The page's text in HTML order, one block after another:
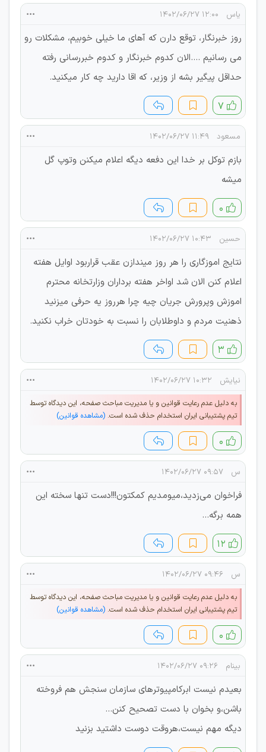
یاس ۱۲:۰۰ ۱۴۰۲/۰۶/۲۷
روز خبرنگار، توقع دارن که آهای ما خیلی خوبیم، مشکلات رو
می رسانیم ....الان کدوم خبرنگار و کدوم خبررسانی رفته
حداقل پیگیر بشه از وزیر، که اقا دارید چه کار میکنید.
۷
مسعود ۱۱:۴۹ ۱۴۰۲/۰۶/۲۷
بازم توکل بر خدا این دفعه دیگه اعلام میکنن وتوپ گل
میشه
۰
حسین ۱۰:۴۳ ۱۴۰۲/۰۶/۲۷
نتایج اموزگاری را هر روز میندازن عقب قراربود اوایل هفته
اعلام کنن الان شد اواخر هفته برداران وزارتخانه محترم
اموزش وپرورش جریان چیه چرا هرروز یه حرفی میزنید
ذهنیت مردم و داوطلابان را نسبت به خودتان خراب نکنید.
۳
نیایش ۱۰:۳۲ ۱۴۰۲/۰۶/۲۷
به دلیل عدم رعایت قوانین و یا مدیریت مباحث صفحه، این دیدگاه توسط
تیم پشتیبانی ایران استخدام حذف شده است. (مشاهده قوانین)
۰
س ۰۹:۵۷ ۱۴۰۲/۰۶/۲۷
فراخوان می‌زدید،میومدیم کمکتون!!!دست تنها سخته این
همه برگه...
۱۲
س ۰۹:۴۶ ۱۴۰۲/۰۶/۲۷
به دلیل عدم رعایت قوانین و یا مدیریت مباحث صفحه، این دیدگاه توسط
تیم پشتیبانی ایران استخدام حذف شده است. (مشاهده قوانین)
۰
بینام ۰۹:۲۶ ۱۴۰۲/۰۶/۲۷
بعیدم نیست ابرکامپیوترهای سازمان سنجش هم فروخته
باشن،و بخوان با دست تصحیح کنن...
دیگه مهم نیست،هروقت دوست داشتید بزنید